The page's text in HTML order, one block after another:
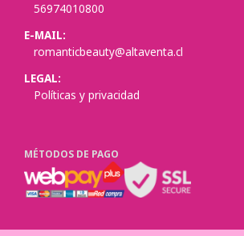
56974010800
E-MAIL:
romanticbeauty@altaventa.cl
LEGAL:
Políticas y privacidad
MÉTODOS DE PAGO